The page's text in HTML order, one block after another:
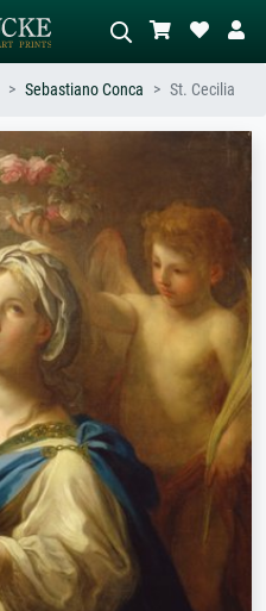
Pesquisa de imagens IA
Descreva a cena – ex: prado verde,
abstrato com muito vermelho, pintura
a óleo escura, nu em pé ao lado de
uma árvore.
Sebastiano Conca St. Cecilia